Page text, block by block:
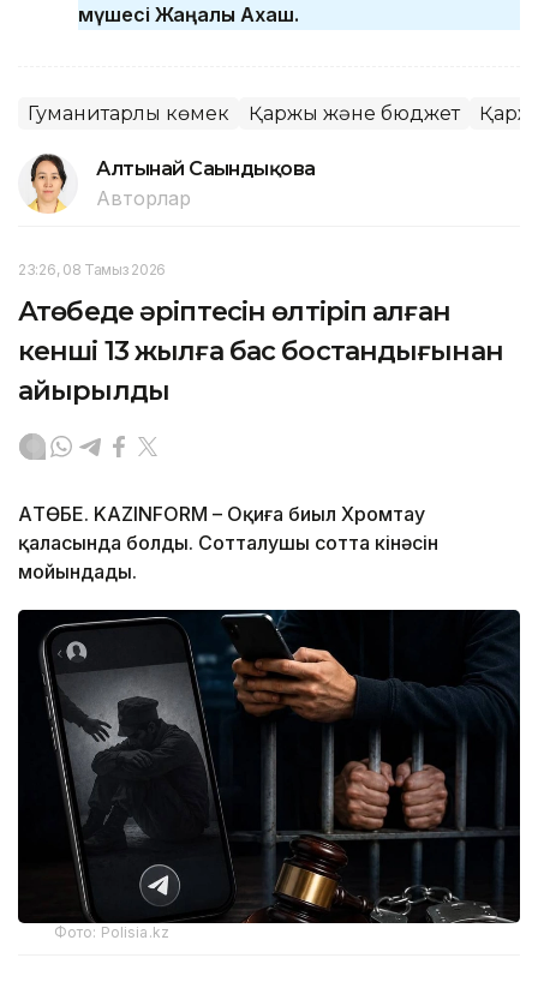
мүшесі Жаңалық Ахаш.
Гуманитарлық көмек Қаржы және бюджет
Алтынай Сағындықова
Авторлар
23:26, 08 Тамыз 2026
Ақтөбеде әріптесін өлтіріп алған
кенші 13 жылға бас бостандығынан
айырылды
АҚТӨБЕ. KAZINFORM – Оқиға биыл Хромтау
қаласында болды. Сотталушы сотта кінәсін
мойындады.
Фото: Polisia.kz